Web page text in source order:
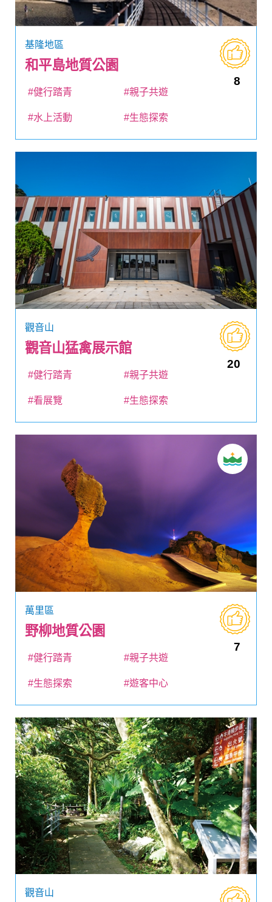
基隆地區
和平島地質公園
8
#健行踏青 #親子共遊
#水上活動 #生態探索
觀音山
觀音山猛禽展示館
20
#健行踏青 #親子共遊
#看展覽 #生態探索
萬里區
野柳地質公園
7
#健行踏青 #親子共遊
#生態探索 #遊客中心
觀音山